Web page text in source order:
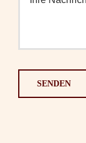
SENDEN